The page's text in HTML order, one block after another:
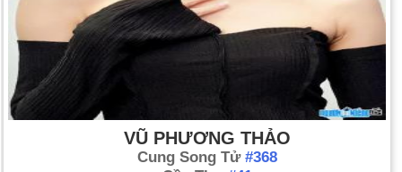
VŨ PHƯƠNG THẢO
Cung Song Tử #368